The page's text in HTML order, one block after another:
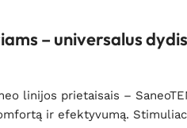
– universalus dydis
linijos prietaisais –
ir efektyvumą.